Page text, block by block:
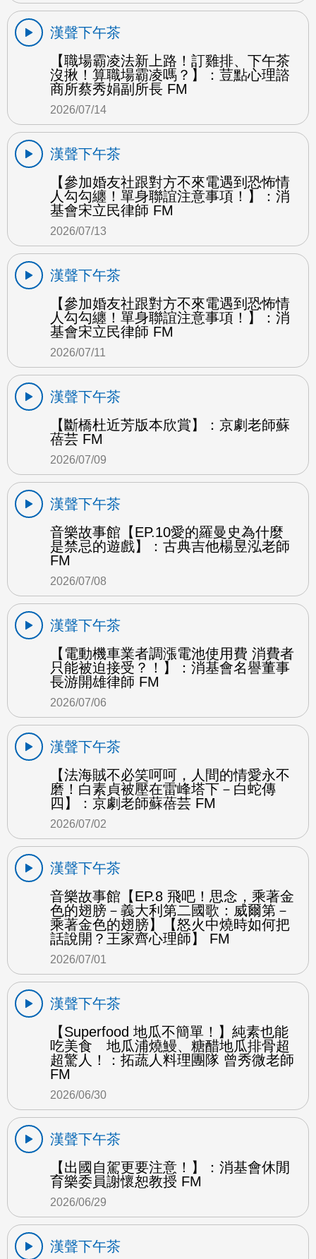
漢聲下午茶
【職場霸凌法新上路！訂雞排、下午茶
沒揪！算職場霸凌嗎？】：荳點心理諮
商所蔡秀娟副所長 FM
2026/07/14
漢聲下午茶
【參加婚友社跟對方不來電遇到恐怖情
人勾勾纏！單身聯誼注意事項！】：消
基會宋立民律師 FM
2026/07/13
漢聲下午茶
【參加婚友社跟對方不來電遇到恐怖情
人勾勾纏！單身聯誼注意事項！】：消
基會宋立民律師 FM
2026/07/11
漢聲下午茶
【斷橋杜近芳版本欣賞】：京劇老師蘇
蓓芸 FM
2026/07/09
漢聲下午茶
音樂故事館【EP.10愛的羅曼史為什麼
是禁忌的遊戲】：古典吉他楊昱泓老師
FM
2026/07/08
漢聲下午茶
【電動機車業者調漲電池使用費 消費者
只能被迫接受？！】：消基會名譽董事
長游開雄律師 FM
2026/07/06
漢聲下午茶
【法海賊不必笑呵呵，人間的情愛永不
磨！白素貞被壓在雷峰塔下－白蛇傳
四】：京劇老師蘇蓓芸 FM
2026/07/02
漢聲下午茶
音樂故事館【EP.8 飛吧！思念，乘著金
色的翅膀－義大利第二國歌：威爾第－
乘著金色的翅膀】【怒火中燒時如何把
話說開？王家齊心理師】 FM
2026/07/01
漢聲下午茶
【Superfood 地瓜不簡單！】純素也能
吃美食 地瓜浦燒鰻、糖醋地瓜排骨超
超驚人！：拓蔬人料理團隊 曾秀微老師
FM
2026/06/30
漢聲下午茶
【出國自駕更要注意！】：消基會休閒
育樂委員謝懷恕教授 FM
2026/06/29
漢聲下午茶